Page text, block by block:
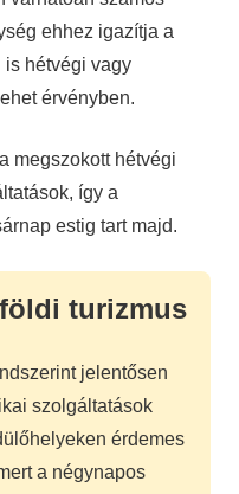
ehhez igazítja a
is hétvégi vagy
érvényben.
megszokott hétvégi
így a
estig tart majd.
turizmus
jelentősen
szolgáltatások
érdemes
a négynapos